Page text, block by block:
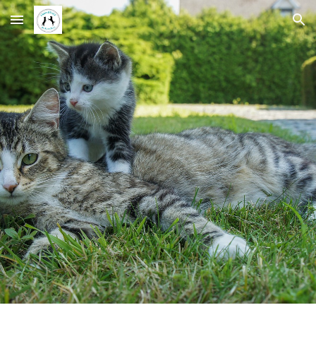
Skip to main content Skip to navigation